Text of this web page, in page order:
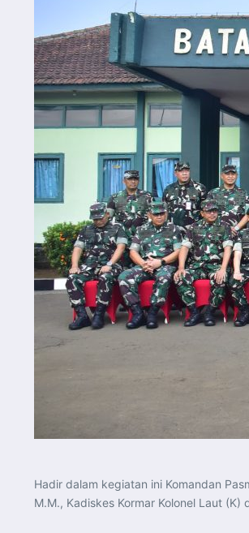
Hadir dalam kegiatan ini Komandan
M.M., Kadiskes Kormar Kolonel Laut